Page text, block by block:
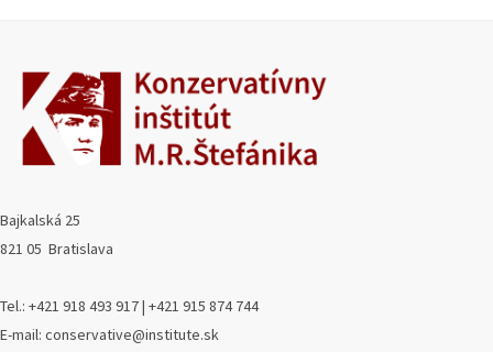
Bajkalská 25
821 05 Bratislava
Tel.: +421 918 493 917 | +421 915 874 744
E-mail: conservative@institute.sk